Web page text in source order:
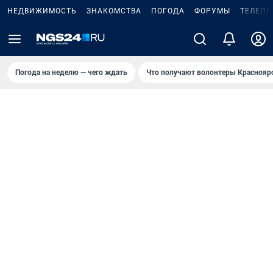
НЕДВИЖИМОСТЬ ЗНАКОМСТВА ПОГОДА ФОРУМЫ
Погода на неделю — чего ждать Что получают волонтеры